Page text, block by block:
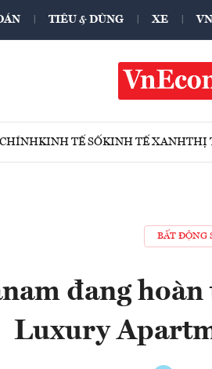
TIÊU & DÙNG XE
KINH TẾ SỐKINH TẾ XANHTHỊ
BẤT ĐỘNG
đang
Luxury